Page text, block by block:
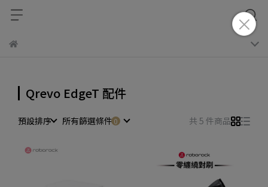
Qrevo EdgeT 配件
預設排序 所有篩選條件 共 5 件商品